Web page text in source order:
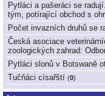
Pytláci a pašeráci se
tým, potírající obchod s
Počet invazních druhů se
Česká asociace
zoologických zahrad:
Pytláci slonů v Botswaně
Tučňáci císařští (0)